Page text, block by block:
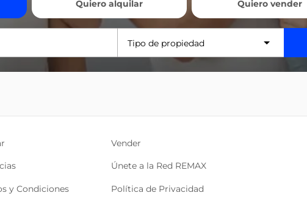
Quiero alquilar Quiero vender
Tipo de propiedad
Vender
Únete a la Red REMAX
y Condiciones Política de Privacidad